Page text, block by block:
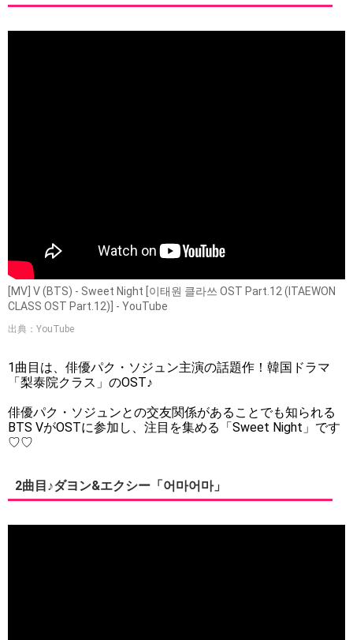
[MV] V (BTS) - Sweet Night [이태원 클라쓰 OST Part.12 (ITAEWON
CLASS OST Part.12)] - YouTube
出典：YouTube
1曲目は、俳優パク・ソジュン主演の話題作！韓国ドラマ
「梨泰院クラス」のOST♪
俳優パク・ソジュンとの交友関係があることでも知られる
BTS VがOSTに参加し、注目を集める「Sweet Night」です
♡♡
2曲目♪ダヨン&エクシー「어마어마」